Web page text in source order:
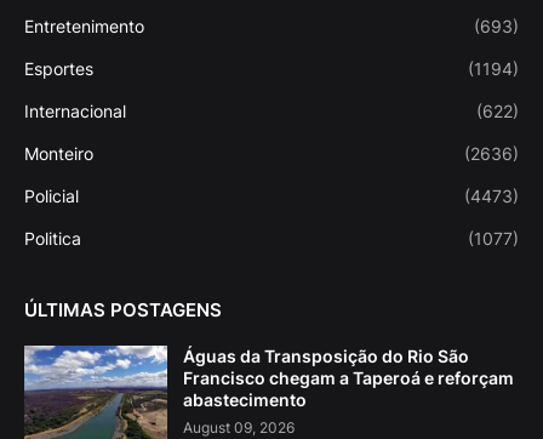
Entretenimento (693)
Esportes (1194)
Internacional (622)
Monteiro (2636)
Policial (4473)
Politica (1077)
ÚLTIMAS POSTAGENS
Águas da Transposição do Rio São
Francisco chegam a Taperoá e reforçam
abastecimento
August 09, 2026